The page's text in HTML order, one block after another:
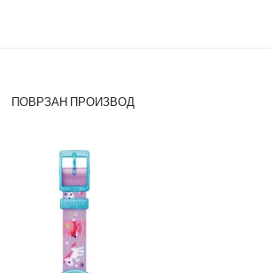
ПОВРЗАН ПРОИЗВОД